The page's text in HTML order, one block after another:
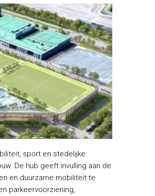
sport en stedelijke
De hub geeft invulling aan de
en duurzame mobiliteit te
parkeervoorziening,